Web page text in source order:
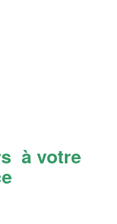
à votre